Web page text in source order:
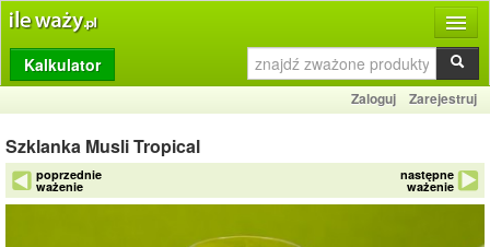
Produkty
Dziennik
Przelicznik
Porównywarka
Kalkulator
Zaloguj Zarejestruj
Szklanka Musli Tropical
poprzednie
ważenie
następne
ważenie